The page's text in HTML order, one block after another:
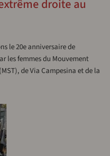
droite au
le 20e anniversaire de
les femmes du Mouvement
de Via Campesina et de la